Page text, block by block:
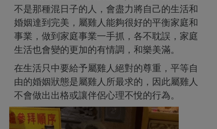
不是那種混日子的人，會盡力將自己的生活和
婚姻達到完美，屬雞人能夠很好的平衡家庭和
事業，做到家庭事業一手抓，各不耽誤，家庭
生活也會變的更加的有情調，和樂美滿。
在生活只中要給予屬雞人絕對的尊重，平等自
由的婚姻狀態是屬雞人所最求的，因此屬雞人
不會做出出格或讓伴侶心理不悅的行為。